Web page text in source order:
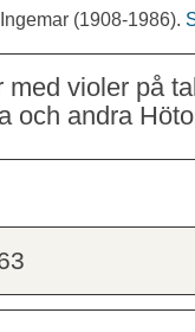
(1908-1986).
med violer på
och andra